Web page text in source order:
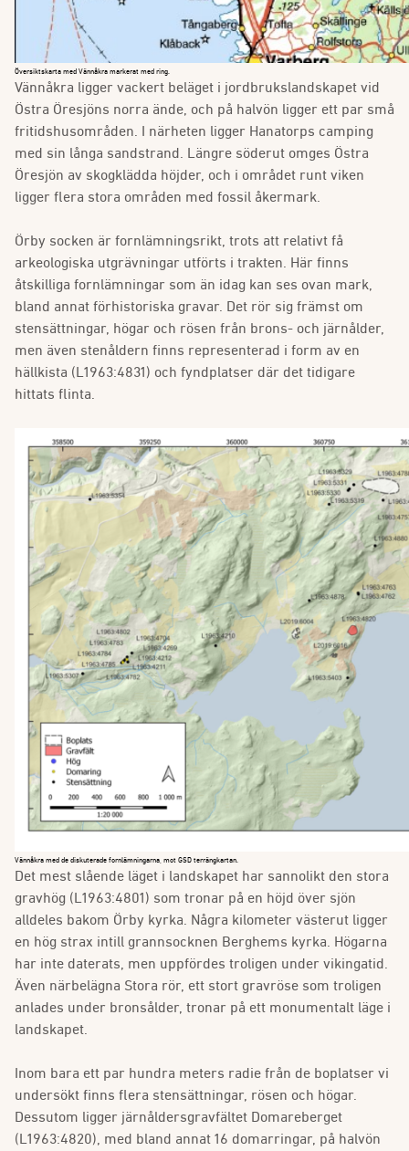
Översiktskarta med Vännåkra markerat med ring.
Vännåkra ligger vackert beläget i jordbrukslandskapet vid
Östra Öresjöns norra ände, och på halvön ligger ett par små
fritidshusområden. I närheten ligger Hanatorps camping
med sin långa sandstrand. Längre söderut omges Östra
Öresjön av skogklädda höjder, och i området runt viken
ligger flera stora områden med fossil åkermark.
Örby socken är fornlämningsrikt, trots att relativt få
arkeologiska utgrävningar utförts i trakten. Här finns
åtskilliga fornlämningar som än idag kan ses ovan mark,
bland annat förhistoriska gravar. Det rör sig främst om
stensättningar, högar och rösen från brons- och järnålder,
men även stenåldern finns representerad i form av en
hällkista (L1963:4831) och fyndplatser där det tidigare
hittats flinta.
Vännåkra med de diskuterade fornlämningarna, mot GSD terrängkartan.
Det mest slående läget i landskapet har sannolikt den stora
gravhög (L1963:4801) som tronar på en höjd över sjön
alldeles bakom Örby kyrka. Några kilometer västerut ligger
en hög strax intill grannsocknen Berghems kyrka. Högarna
har inte daterats, men uppfördes troligen under vikingatid.
Även närbelägna Stora rör, ett stort gravröse som troligen
anlades under bronsålder, tronar på ett monumentalt läge i
landskapet.
Inom bara ett par hundra meters radie från de boplatser vi
undersökt finns flera stensättningar, rösen och högar.
Dessutom ligger järnåldersgravfältet Domareberget
(L1963:4820), med bland annat 16 domarringar, på halvön